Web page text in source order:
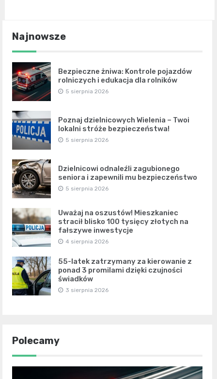
Najnowsze
Bezpieczne żniwa: Kontrole pojazdów
rolniczych i edukacja dla rolników
5 sierpnia 2026
Poznaj dzielnicowych Wielenia – Twoi
lokalni stróże bezpieczeństwa!
5 sierpnia 2026
Dzielnicowi odnaleźli zagubionego
seniora i zapewnili mu bezpieczeństwo
5 sierpnia 2026
Uważaj na oszustów! Mieszkaniec
stracił blisko 100 tysięcy złotych na
fałszywe inwestycje
4 sierpnia 2026
55-latek zatrzymany za kierowanie z
ponad 3 promilami dzięki czujności
świadków
3 sierpnia 2026
Polecamy